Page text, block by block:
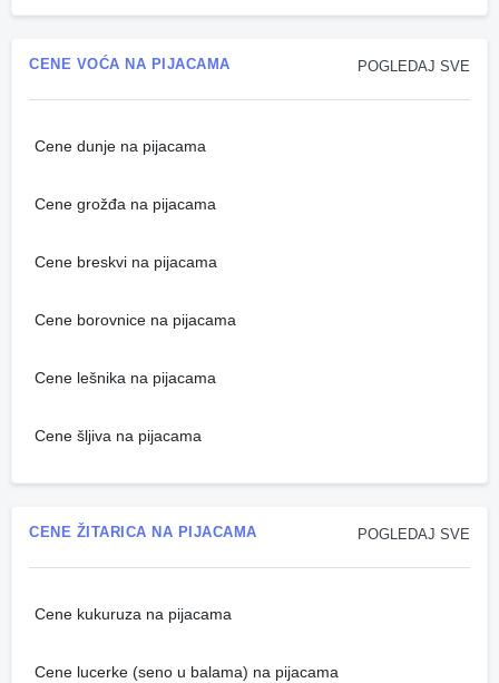
POGLEDAJ SVE
CENE VOĆA NA PIJACAMA
Cene dunje na pijacama
Cene grožđa na pijacama
Cene breskvi na pijacama
Cene borovnice na pijacama
Cene lešnika na pijacama
Cene šljiva na pijacama
POGLEDAJ SVE
CENE ŽITARICA NA PIJACAMA
Cene kukuruza na pijacama
Cene lucerke (seno u balama) na pijacama